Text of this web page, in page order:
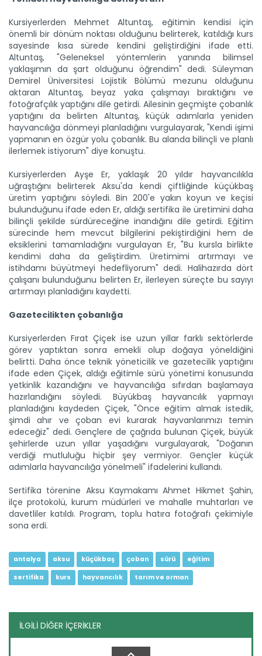
Kursiyerlerden Mehmet Altuntaş, eğitimin kendisi için
önemli bir dönüm noktası olduğunu belirterek, katıldığı kurs
sayesinde kısa sürede kendini geliştirdiğini ifade etti.
Altuntaş, "Geleneksel yöntemlerin yanında bilimsel
yaklaşımın da şart olduğunu öğrendim" dedi. Süleyman
Demirel Üniversitesi Lojistik Bölümü mezunu olduğunu
aktaran Altuntaş, beyaz yaka çalışmayı bıraktığını ve
fotoğrafçılık yaptığını dile getirdi. Ailesinin geçmişte çobanlık
yaptığını da belirten Altuntaş, küçük adımlarla yeniden
hayvancılığa dönmeyi planladığını vurgulayarak, "Kendi işimi
yapmanın en özgür yolu çobanlık. Bu alanda bilinçli ve planlı
ilerlemek istiyorum" diye konuştu.
Kursiyerlerden Ayşe Er, yaklaşık 20 yıldır hayvancılıkla
uğraştığını belirterek Aksu'da kendi çiftliğinde küçükbaş
üretim yaptığını söyledi. Bin 200'e yakın koyun ve keçisi
bulunduğunu ifade eden Er, aldığı sertifika ile üretimini daha
bilinçli şekilde sürdüreceğine inandığını dile getirdi. Eğitim
sürecinde hem mevcut bilgilerini pekiştirdiğini hem de
eksiklerini tamamladığını vurgulayan Er, "Bu kursla birlikte
kendimi daha da geliştirdim. Üretimimi artırmayı ve
istihdamı büyütmeyi hedefliyorum" dedi. Halihazırda dört
çalışanı bulunduğunu belirten Er, ilerleyen süreçte bu sayıyı
artırmayı planladığını kaydetti.
Gazetecilikten çobanlığa
Kursiyerlerden Fırat Çiçek ise uzun yıllar farklı sektörlerde
görev yaptıktan sonra emekli olup doğaya yöneldiğini
belirtti. Daha önce teknik yöneticilik ve gazetecilik yaptığını
ifade eden Çiçek, aldığı eğitimle sürü yönetimi konusunda
yetkinlik kazandığını ve hayvancılığa sıfırdan başlamaya
hazırlandığını söyledi. Büyükbaş hayvancılık yapmayı
planladığını kaydeden Çiçek, "Önce eğitim almak istedik,
şimdi ahır ve çoban evi kurarak hayvanlarımızı temin
edeceğiz" dedi. Gençlere de çağrıda bulunan Çiçek, büyük
şehirlerde uzun yıllar yaşadığını vurgulayarak, "Doğanın
verdiği mutluluğu hiçbir şey vermiyor. Gençler küçük
adımlarla hayvancılığa yönelmeli" ifadelerini kullandı.
Sertifika törenine Aksu Kaymakamı Ahmet Hikmet Şahin,
ilçe protokolü, kurum müdürleri ve mahalle muhtarları ve
davetliler katıldı. Program, toplu hatıra fotoğrafı çekimiyle
sona erdi.
antalya aksu küçükbaş çoban sürü eğitim
sertifika kurs hayvancılık tarım ve orman
İLGİLİ DİĞER İÇERİKLER
Kaba yem ihtiyacı sorgun...
Malatya'da hayvancılığın kaba yem ihtiyacının
karşılanması...
Devamını Oku ->
Kağızman kayısısı lezzetini...
Kars'ın Kağızman ilçesinde, Aras Vadisi'nde mikroklimada
yetişen...
Devamını Oku ->
Ayçiçeği üretimi destekle...
Aksaray'ın Eskil ilçesinde ayçiçeği üretimi, planlı üretim
modeli...
Devamını Oku ->
Kars’ın coğrafi işaretli...
Mera ve yaylalarında yoğun hayvancılık yapılan Kars